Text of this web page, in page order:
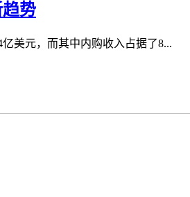
势
美元，而其中内购收入占据了8...